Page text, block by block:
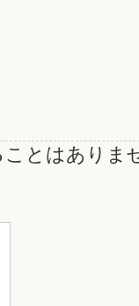
とはありま